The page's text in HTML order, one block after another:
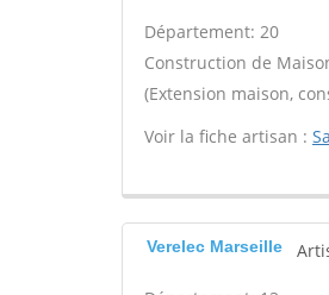
Département: 20
Construction de
(Extension maison,
Voir la fiche artisan :
Verelec Marseille